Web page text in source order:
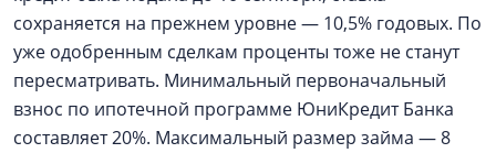
сохраняется на прежнем уровне — 10,5% годовых. По
уже одобренным сделкам проценты тоже не станут
пересматривать. Минимальный первоначальный
взнос по ипотечной программе ЮниКредит Банка
составляет 20%. Максимальный размер займа — 8